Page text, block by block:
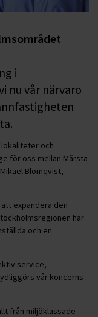
i
nu vår närvaro
och
för oss mellan Märsta
Blomqvist,
expandera den
har
och en
service,
vår koncerns
från miljöklassade